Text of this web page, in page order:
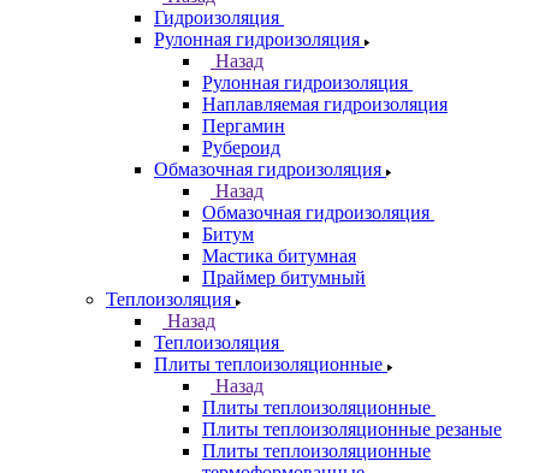
Гидроизоляция
Рулонная гидроизоляция
Назад
Рулонная гидроизоляция
Наплавляемая гидроизоляция
Пергамин
Рубероид
Обмазочная гидроизоляция
Назад
Обмазочная гидроизоляция
Битум
Мастика битумная
Праймер битумный
Теплоизоляция
Назад
Теплоизоляция
Плиты теплоизоляционные
Назад
Плиты теплоизоляционные
Плиты теплоизоляционные резаные
Плиты теплоизоляционные